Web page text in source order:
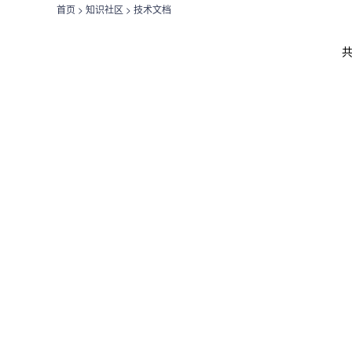
首页 > 知识社区 > 技术文档
共